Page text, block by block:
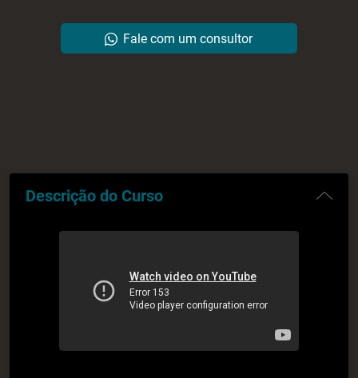
Descrição do Curso